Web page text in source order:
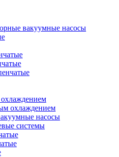
вакуумные насосы
охлаждением
насосы
системы